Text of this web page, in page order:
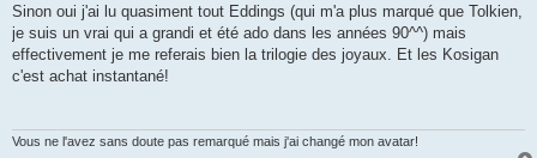
Sinon oui j'ai lu quasiment tout Eddings (qui m'a plus marqué que Tolkien,
je suis un vrai qui a grandi et été ado dans les années 90^^) mais
effectivement je me referais bien la trilogie des joyaux. Et les Kosigan
c'est achat instantané!
Vous ne l'avez sans doute pas remarqué mais j'ai changé mon avatar!